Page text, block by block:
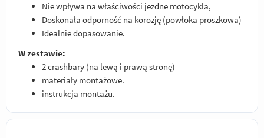
Nie wpływa na właściwości jezdne motocykla,
Doskonała odporność na korozję (powłoka proszkowa)
Idealnie dopasowanie.
W zestawie:
2 crashbary (na lewą i prawą stronę)
materiały montażowe.
instrukcja montażu.